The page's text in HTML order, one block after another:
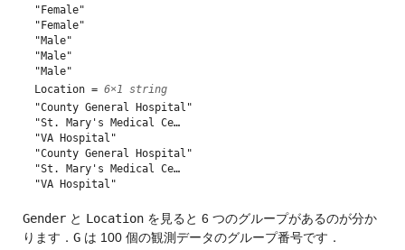
"Female"
"Female"
"Male"
"Male"
"Male"
Location = 6×1 string
"County General Hospital"
"St. Mary's Medical Ce…
"VA Hospital"
"County General Hospital"
"St. Mary's Medical Ce…
"VA Hospital"
Gender と Location を見ると 6 つのグループがあるのが分か
ります． G は 100 個の観測データのグループ番号です．